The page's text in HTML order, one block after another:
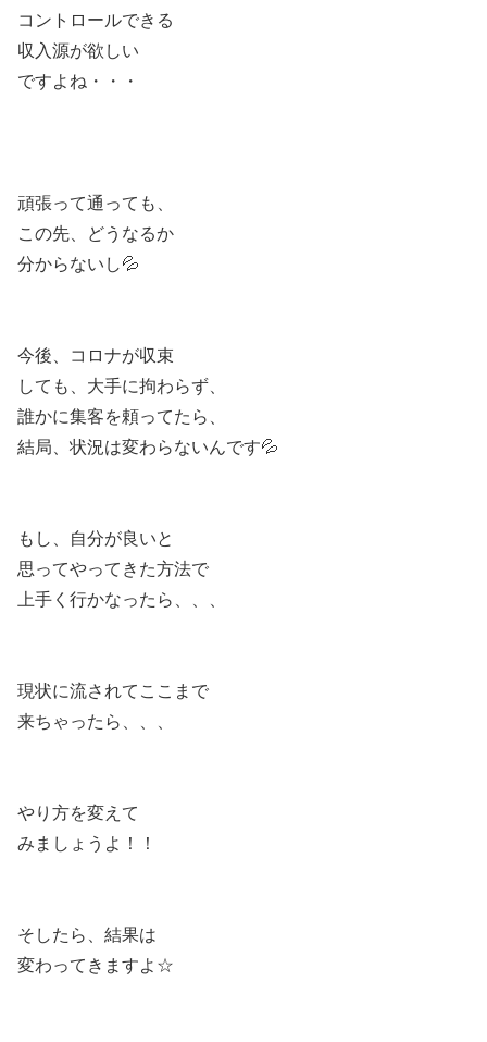
コントロールできる
収入源が欲しい
ですよね・・・
頑張って通っても、
この先、どうなるか
分からないし💦
今後、コロナが収束
しても、大手に拘わらず、
誰かに集客を頼ってたら、
結局、状況は変わらないんです💦
もし、自分が良いと
思ってやってきた方法で
上手く行かなったら、、、
現状に流されてここまで
来ちゃったら、、、
やり方を変えて
みましょうよ！！
そしたら、結果は
変わってきますよ☆